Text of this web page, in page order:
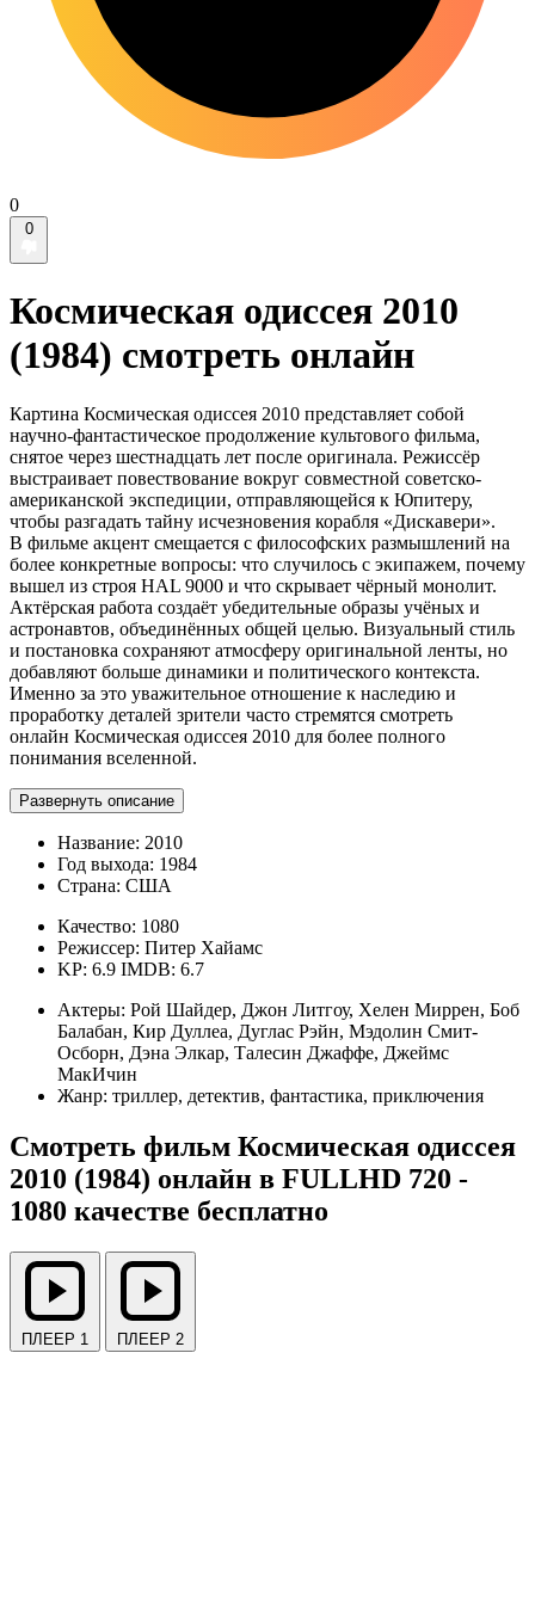
0
0
Космическая одиссея 2010
(1984) смотреть онлайн
Картина Космическая одиссея 2010 представляет собой
научно-фантастическое продолжение культового фильма,
снятое через шестнадцать лет после оригинала. Режиссёр
выстраивает повествование вокруг совместной советско-
американской экспедиции, отправляющейся к Юпитеру,
чтобы разгадать тайну исчезновения корабля «Дискавери».
В фильме акцент смещается с философских размышлений на
более конкретные вопросы: что случилось с экипажем, почему
вышел из строя HAL 9000 и что скрывает чёрный монолит.
Актёрская работа создаёт убедительные образы учёных и
астронавтов, объединённых общей целью. Визуальный стиль
и постановка сохраняют атмосферу оригинальной ленты, но
добавляют больше динамики и политического контекста.
Именно за это уважительное отношение к наследию и
проработку деталей зрители часто стремятся смотреть
онлайн Космическая одиссея 2010 для более полного
понимания вселенной.
Развернуть описание
Название: 2010
Год выхода: 1984
Страна: США
Качество: 1080
Режиссер: Питер Хайамс
KP: 6.9 IMDB: 6.7
Актеры: Рой Шайдер, Джон Литгоу, Хелен Миррен, Боб
Балабан, Кир Дуллеа, Дуглас Рэйн, Мэдолин Смит-
Осборн, Дэна Элкар, Талесин Джаффе, Джеймс
МакИчин
Жанр: триллер, детектив, фантастика, приключения
Смотреть фильм Космическая одиссея
2010 (1984) онлайн в FULLHD 720 -
1080 качестве бесплатно
ПЛЕЕР 1 ПЛЕЕР 2